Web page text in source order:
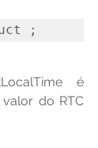
;
do RTC